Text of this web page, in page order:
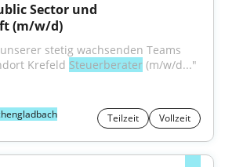
Sector und
(m/w/d)
stetig wachsenden Teams
Krefeld Steuerberater (m/w/d..."
Teilzeit Vollzeit